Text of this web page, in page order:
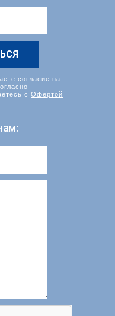
согласие на
с Офертой